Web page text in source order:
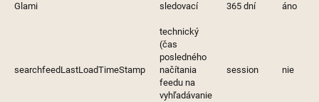
Glami sledovací 365 dní áno
searchfeedLastLoadTimeStamp
technický
(čas
posledného
načítania
feedu na
vyhľadávanie
session nie